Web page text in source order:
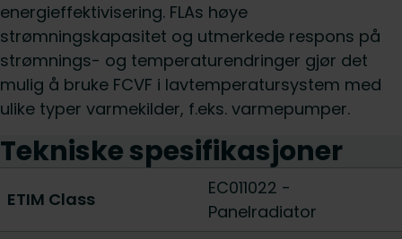
energieffektivisering. FLAs høye
strømningskapasitet og utmerkede respons på
strømnings- og temperaturendringer gjør det
mulig å bruke FCVF i lavtemperatursystem med
ulike typer varmekilder, f.eks. varmepumper.
Tekniske spesifikasjoner
ETIM Class
EC011022 -
Panelradiator